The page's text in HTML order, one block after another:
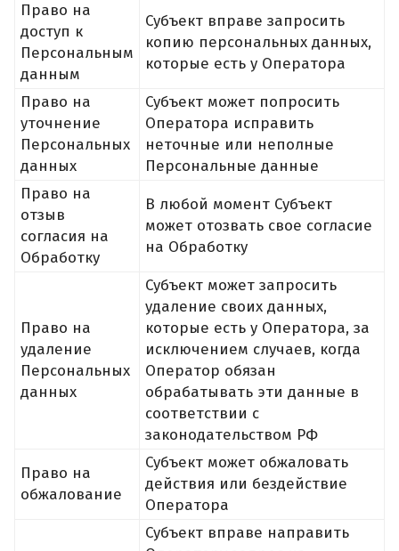
Право на
доступ к
Персональным
данным
Субъект вправе запросить
копию персональных данных,
которые есть у Оператора
Право на
уточнение
Персональных
данных
Субъект может попросить
Оператора исправить
неточные или неполные
Персональные данные
Право на
отзыв
согласия на
Обработку
В любой момент Субъект
может отозвать свое согласие
на Обработку
Право на
удаление
Персональных
данных
Субъект может запросить
удаление своих данных,
которые есть у Оператора, за
исключением случаев, когда
Оператор обязан
обрабатывать эти данные в
соответствии с
законодательством РФ
Право на
обжалование
Субъект может обжаловать
действия или бездействие
Оператора
Субъект вправе направить